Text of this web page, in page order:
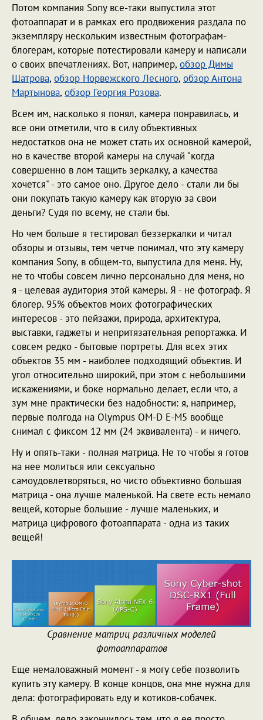
Потом компания Sony все-таки выпустила этот
фотоаппарат и в рамках его продвижения раздала по
экземпляру нескольким известным фотографам-
блогерам, которые потестировали камеру и написали
о своих впечатлениях. Вот, например, обзор Димы
Шатрова, обзор Норвежского Лесного, обзор Антона
Мартынова, обзор Георгия Розова.
Всем им, насколько я понял, камера понравилась, и
все они отметили, что в силу объективных
недостатков она не может стать их основной камерой,
но в качестве второй камеры на случай "когда
совершенно в лом тащить зеркалку, а качества
хочется" - это самое оно. Другое дело - стали ли бы
они покупать такую камеру как вторую за свои
деньги? Судя по всему, не стали бы.
Но чем больше я тестировал беззеркалки и читал
обзоры и отзывы, тем четче понимал, что эту камеру
компания Sony, в общем-то, выпустила для меня. Ну,
не то чтобы совсем лично персонально для меня, но
я - целевая аудитория этой камеры. Я - не фотограф. Я
блогер. 95% объектов моих фотографических
интересов - это пейзажи, природа, архитектура,
выставки, гаджеты и непритязательная репортажка. И
совсем редко - бытовые портреты. Для всех этих
объектов 35 мм - наиболее подходящий объектив. И
угол относительно широкий, при этом с небольшими
искажениями, и боке нормально делает, если что, а
зум мне практически без надобности: я, например,
первые полгода на Olympus OM-D E-M5 вообще
снимал с фиксом 12 мм (24 эквивалента) - и ничего.
Ну и опять-таки - полная матрица. Не то чтобы я готов
на нее молиться или сексуально
самоудовлетворяться, но чисто объективно большая
матрица - она лучше маленькой. На свете есть немало
вещей, которые большие - лучше маленьких, и
матрица цифрового фотоаппарата - одна из таких
вещей!
Сравнение матриц различных моделей
фотоаппаратов
Еще немаловажный момент - я могу себе позволить
купить эту камеру. В конце концов, она мне нужна для
дела: фотографировать еду и котиков-собачек.